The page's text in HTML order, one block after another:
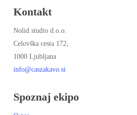
Kontakt
Nolid studio d.o.o.
Celovška cesta 172,
1000 Ljubljana
info@caszakavo.si
Spoznaj ekipo